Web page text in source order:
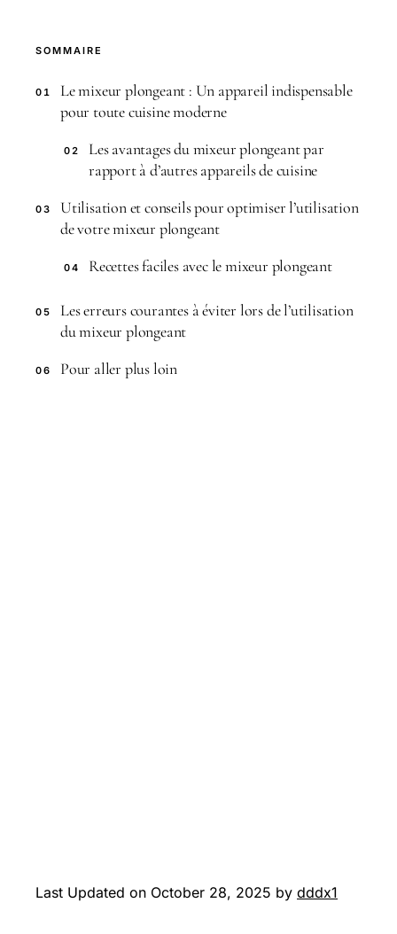
SOMMAIRE
01
Le mixeur plongeant : Un appareil indispensable
pour toute cuisine moderne
02
Les avantages du mixeur plongeant par
rapport à d’autres appareils de cuisine
03
Utilisation et conseils pour optimiser l’utilisation
de votre mixeur plongeant
04 Recettes faciles avec le mixeur plongeant
05
Les erreurs courantes à éviter lors de l’utilisation
du mixeur plongeant
06 Pour aller plus loin
Last Updated on October 28, 2025 by dddx1